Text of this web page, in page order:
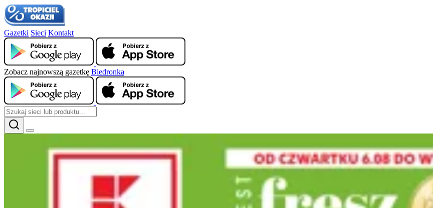
Gazetki Sieci Kontakt
Zobacz najnowszą gazetkę Biedronka